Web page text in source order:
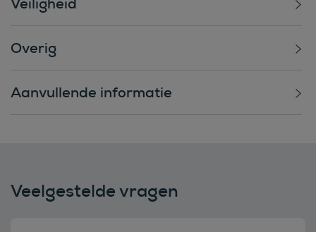
Overig
Aanvullende informatie
Veelgestelde vragen